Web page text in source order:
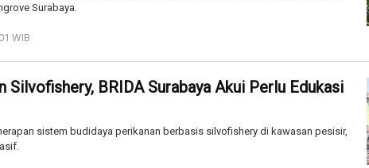
Surabaya.
WIB
Silvofishery, BRIDA Surabaya Akui Perlu Edukasi
sistem budidaya perikanan berbasis silvofishery di kawasan pesisir,